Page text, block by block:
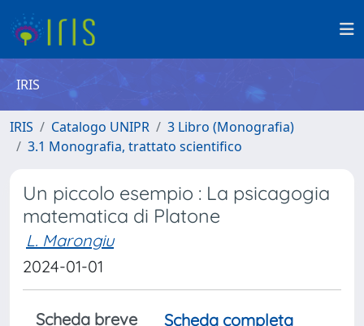
IRIS
IRIS Catalogo UNIPR
3 Libro (Monografia)
3.1 Monografia, trattato scientifico
Un piccolo esempio : La psicagogia
matematica di Platone
L. Marongiu
2024-01-01
Scheda breve
Scheda completa